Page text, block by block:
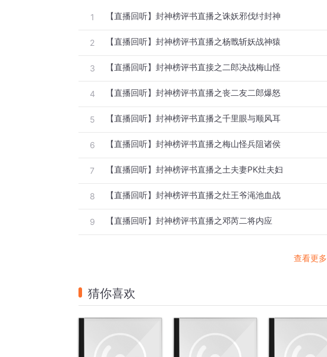
1 【直播回听】封神榜评书直播之诛妖邪伐纣封神
2 【直播回听】封神榜评书直播之杨戬斩妖战神猿
3 【直播回听】封神榜评书直接之二郎决战梅山怪
4 【直播回听】封神榜评书直播之丧二友二郎爆怒
5 【直播回听】封神榜评书直播之千里眼与顺风耳
6 【直播回听】封神榜评书直播之梅山怪兵阻诸侯
7 【直播回听】封神榜评书直播之土夫妻PK灶夫妇
8 【直播回听】封神榜评书直播之灶王爷渑池血战
9 【直播回听】封神榜评书直播之邓芮二将内应
查看更多
猜你喜欢